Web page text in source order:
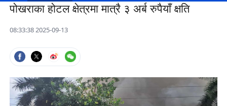
पोखराका होटल क्षेत्रमा मात्रै ३ अर्ब रुपैयाँ क्षति
08:33:38 2025-09-13